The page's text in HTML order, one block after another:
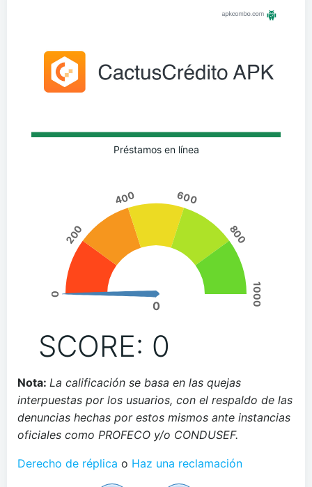
Préstamos en línea
0
200
400 600
800
1000
0
SCORE: 0
Nota: La calificación se basa en las quejas
interpuestas por los usuarios, con el respaldo de las
denuncias hechas por estos mismos ante instancias
oficiales como PROFECO y/o CONDUSEF.
Derecho de réplica o Haz una reclamación